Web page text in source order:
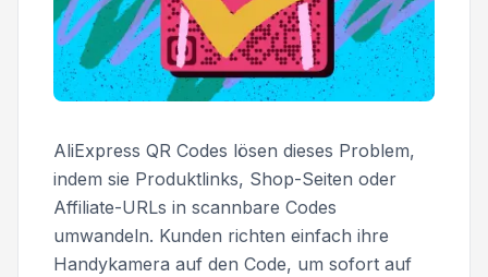
AliExpress QR Codes lösen dieses Problem,
indem sie Produktlinks, Shop-Seiten oder
Affiliate-URLs in scannbare Codes
umwandeln. Kunden richten einfach ihre
Handykamera auf den Code, um sofort auf